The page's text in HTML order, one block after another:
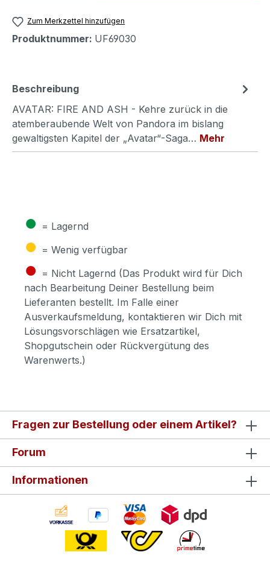
Zum Merkzettel hinzufügen
Produktnummer: UF69030
Beschreibung
AVATAR: FIRE AND ASH - Kehre zurück in die
atemberaubende Welt von Pandora im bislang
gewaltigsten Kapitel der „Avatar“-Saga… Mehr
● = Lagernd
● = Wenig verfügbar
● = Nicht Lagernd (Das Produkt wird für Dich
nach Bearbeitung Deiner Bestellung beim
Lieferanten bestellt. Im Falle einer
Ausverkaufsmeldung, kontaktieren wir Dich mit
Lösungsvorschlägen wie Ersatzartikel,
Shopgutschein oder Rückvergütung des
Warenwerts.)
Fragen zur Bestellung oder einem Artikel?
Forum
Informationen